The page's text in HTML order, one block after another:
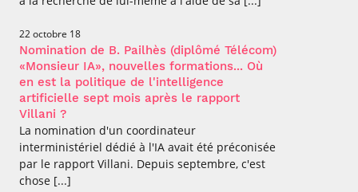
22 octobre 18
Nomination de B. Pailhès (diplômé Télécom)
«Monsieur IA», nouvelles formations... Où
en est la politique de l'intelligence
artificielle sept mois après le rapport
Villani ?
La nomination d'un coordinateur
interministériel dédié à l'IA avait été préconisée
par le rapport Villani. Depuis septembre, c'est
chose [...]